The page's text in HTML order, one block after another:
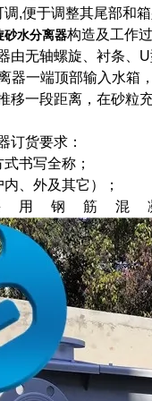
,便于调整其尾部和
砂水分离器构造及工作
由无轴螺旋、衬条、
器一端顶部输入水箱
移一段距离，在砂粒
订货要求：
书写全称；
、外及其它）；
用钢筋混